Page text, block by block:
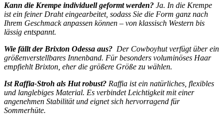
Kann die Krempe individuell geformt werden? Ja. In die Krempe
ist ein feiner Draht eingearbeitet, sodass Sie die Form ganz nach
Ihrem Geschmack anpassen können – von klassisch Western bis
lässig entspannt.
Wie fällt der Brixton Odessa aus? Der Cowboyhut verfügt über ein
größenverstellbares Innenband. Für besonders voluminöses Haar
empfiehlt Brixton, eher die größere Größe zu wählen.
Ist Raffia-Stroh als Hut robust? Raffia ist ein natürliches, flexibles
und langlebiges Material. Es verbindet Leichtigkeit mit einer
angenehmen Stabilität und eignet sich hervorragend für
Sommerhüte.